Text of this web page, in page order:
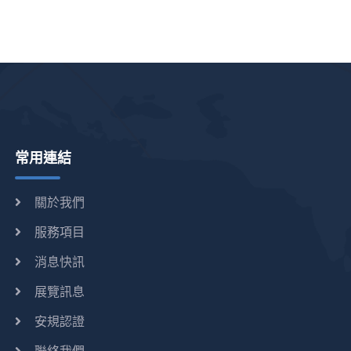
常用連結
關於我們
服務項目
消息快訊
展覽訊息
安規認證